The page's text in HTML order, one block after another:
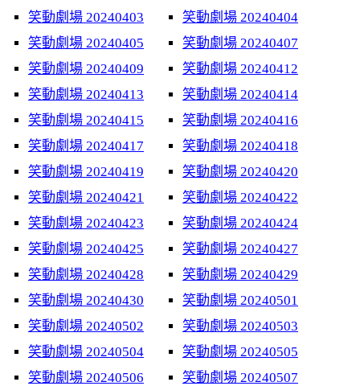
笑動劇場 20240403
笑動劇場 20240404
笑動劇場 20240405
笑動劇場 20240407
笑動劇場 20240409
笑動劇場 20240412
笑動劇場 20240413
笑動劇場 20240414
笑動劇場 20240415
笑動劇場 20240416
笑動劇場 20240417
笑動劇場 20240418
笑動劇場 20240419
笑動劇場 20240420
笑動劇場 20240421
笑動劇場 20240422
笑動劇場 20240423
笑動劇場 20240424
笑動劇場 20240425
笑動劇場 20240427
笑動劇場 20240428
笑動劇場 20240429
笑動劇場 20240430
笑動劇場 20240501
笑動劇場 20240502
笑動劇場 20240503
笑動劇場 20240504
笑動劇場 20240505
笑動劇場 20240506
笑動劇場 20240507